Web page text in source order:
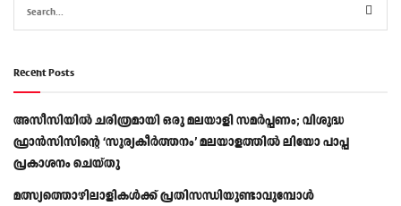
Recent Posts
അസീസിയിൽ ചരിത്രമായി ഒരു മലയാളി സമർപ്പണം; വിശുദ്ധ
ഫ്രാൻസിസിന്റെ ‘സൂര്യകീർത്തനം’ മലയാളത്തിൽ ലിയോ പാപ്പ
പ്രകാശനം ചെയ്തു
മത്സ്യത്തൊഴിലാളികള്‍ക്ക് പ്രതിസന്ധിയുണ്ടാവുമ്പോള്‍